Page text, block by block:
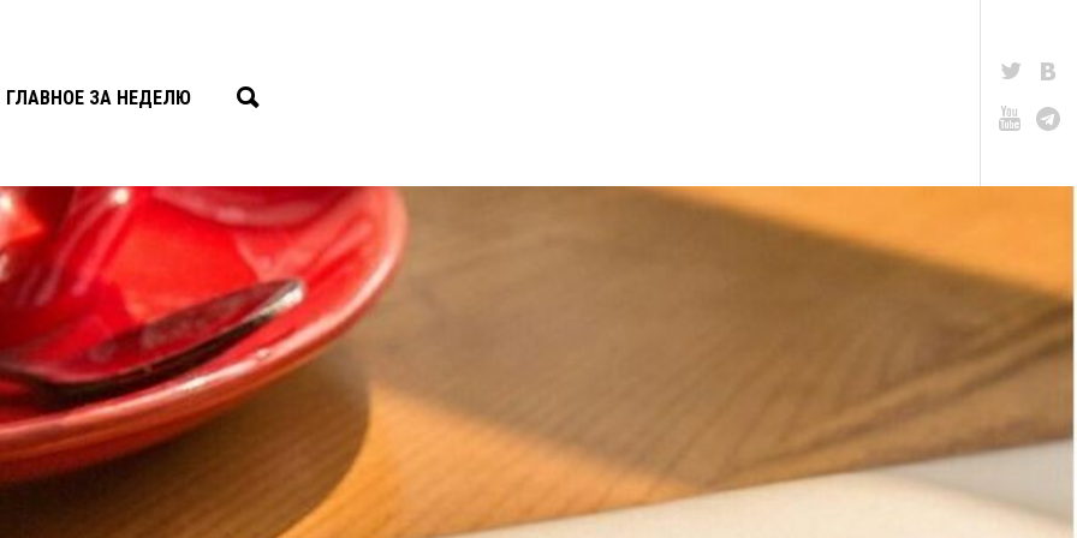
ГЛАВНОЕ ЗА НЕДЕЛЮ